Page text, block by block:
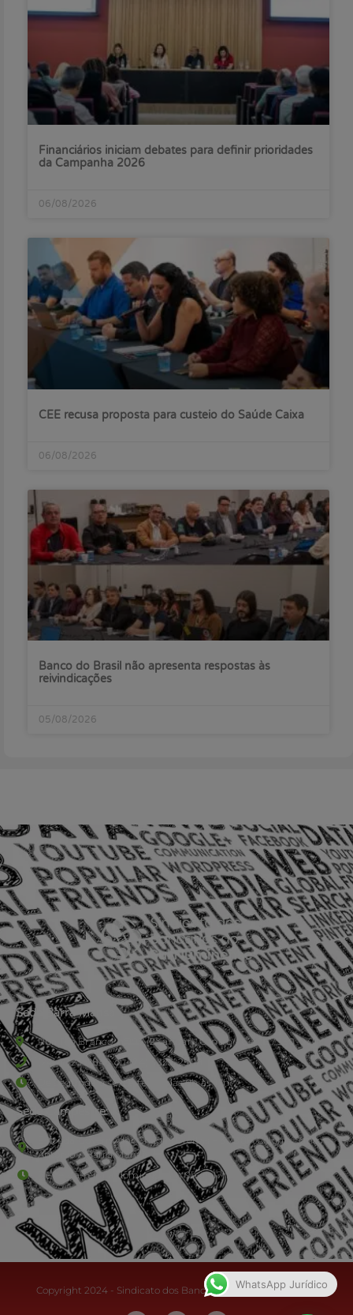
Financiários iniciam debates para definir prioridades
da Campanha 2026
06/08/2026
CEE recusa proposta para custeio do Saúde Caixa
06/08/2026
Banco do Brasil não apresenta respostas às
reivindicações
05/08/2026
Sede Barra Mansa
Rua Rio Branco, nº107 (2º andar), Centro - Cep: 27.330-030
(24) 3323-2848 ou (24) 3323-2500
De segunda à sexta-feira , das 9h às 17h.
Sede Campestre:
Estrada Governador Chagas Freitas – 3.780 – Colônia Santo
Antônio – Barra Mansa
De terça-feira a domingo, das 9h às 17h
Copyright 2024 - Sindicato dos Bancários do Sul Fluminense
WhatsApp Jurídico